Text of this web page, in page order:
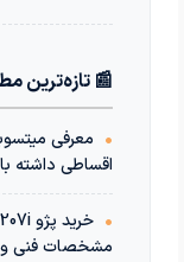
📰 تازه‌ترین
•
اقساطی داشته
•
مشخصات فنی و